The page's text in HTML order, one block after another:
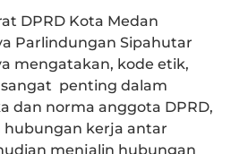
DPRD Kota Medan
Parlindungan Sipahutar
mengatakan, kode etik,
penting dalam
dan norma anggota DPRD,
kerja antar
menjalin hubungan